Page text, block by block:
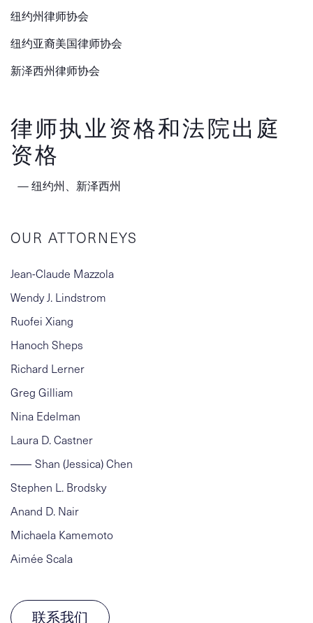
纽约州律师协会
纽约亚裔美国律师协会
新泽西州律师协会
律师执业资格和法院出庭
资格
纽约州、新泽西州
OUR ATTORNEYS
Jean-Claude Mazzola
Wendy J. Lindstrom
Ruofei Xiang
Hanoch Sheps
Richard Lerner
Greg Gilliam
Nina Edelman
Laura D. Castner
Shan (Jessica) Chen
Stephen L. Brodsky
Anand D. Nair
Michaela Kamemoto
Aimée Scala
联系我们